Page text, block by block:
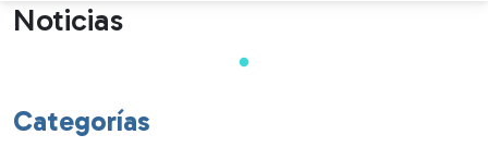
Noticias
Categorías